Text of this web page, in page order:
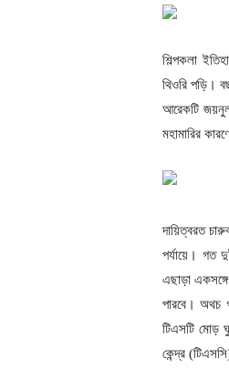
শিল্পকলা
থিওরি পড়ি।
আরেকটি
মহামারির
দায়িত্বরত
পর্যায়ে। গত
এছাড়া
পারবে। অথচ
টিএসটি মোড়
কেন্দ্র